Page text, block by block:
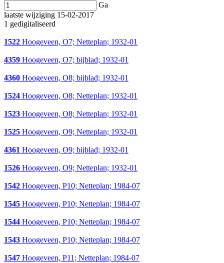
Ga
laatste wijziging 15-02-2017
1 gedigitaliseerd
1522 Hoogeveen, O7; Netteplan; 1932-01
4359 Hoogeveen, O7; bijblad; 1932-01
4360 Hoogeveen, O8; bijblad; 1932-01
1524 Hoogeveen, O8; Netteplan; 1932-01
1523 Hoogeveen, O8; Netteplan; 1932-01
1525 Hoogeveen, O9; Netteplan; 1932-01
4361 Hoogeveen, O9; bijblad; 1932-01
1526 Hoogeveen, O9; Netteplan; 1932-01
1542 Hoogeveen, P10; Netteplan; 1984-07
1545 Hoogeveen, P10; Netteplan; 1984-07
1544 Hoogeveen, P10; Netteplan; 1984-07
1543 Hoogeveen, P10; Netteplan; 1984-07
1547 Hoogeveen, P11; Netteplan; 1984-07